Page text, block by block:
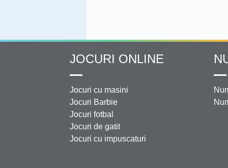
JOCURI ONLINE
Jocuri cu masini
Jocuri Barbie
Jocuri fotbal
Jocuri de gatit
Jocuri cu impuscaturi